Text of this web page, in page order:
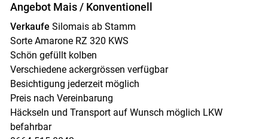
Angebot Mais / Konventionell
Verkaufe Silomais ab Stamm
Sorte Amarone RZ 320 KWS
Schön gefüllt kolben
Verschiedene ackergrössen verfügbar
Besichtigung jederzeit möglich
Preis nach Vereinbarung
Häckseln und Transport auf Wunsch möglich LKW
befahrbar